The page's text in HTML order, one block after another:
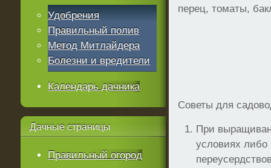
перец, томаты,
Советы для
При
условиях либо
Удобрения
Правильный полив
Метод Митлайдера
Болезни и вредители
Календарь дачника
Дачные страницы
Правильный огород